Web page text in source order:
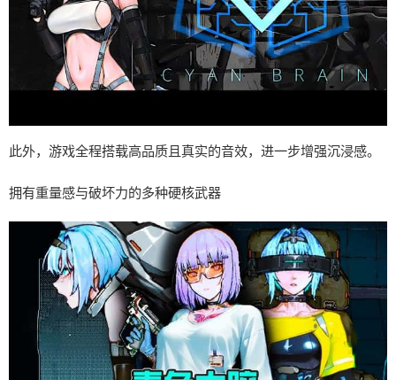
此外，游戏全程搭载高品质且真实的音效，进一步增强沉浸感。
拥有重量感与破坏力的多种硬核武器